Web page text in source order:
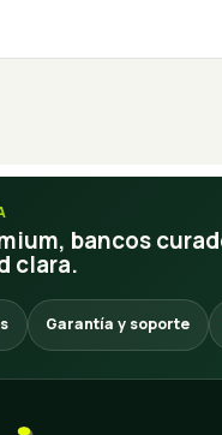
bancos
clara.
Garantía y soporte